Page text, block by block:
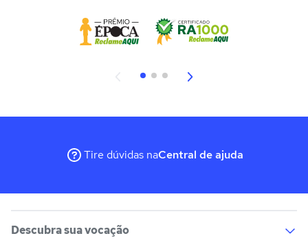
Tire dúvidas naCentral de ajuda
Descubra sua vocação